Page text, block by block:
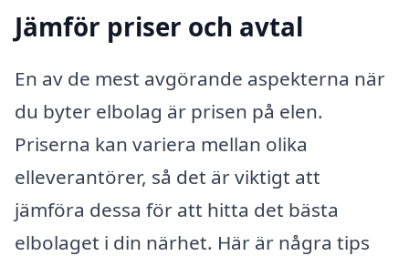
Jämför priser och avtal
En av de mest avgörande aspekterna när
du byter elbolag är prisen på elen.
Priserna kan variera mellan olika
elleverantörer, så det är viktigt att
jämföra dessa för att hitta det bästa
elbolaget i din närhet. Här är några tips